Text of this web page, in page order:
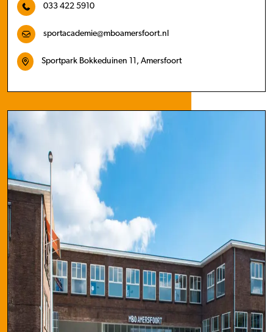
033 422 5910
sportacademie@mboamersfoort.nl
Sportpark Bokkeduinen 11, Amersfoort